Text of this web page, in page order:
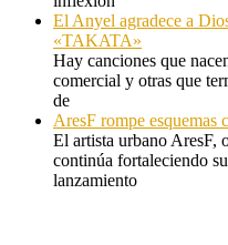
El Anyel agradece a
«TAKATA»
Hay canciones que
comercial y otras que
de
AresF rompe esquemas
El artista urbano AresF,
continúa fortaleciendo
lanzamiento